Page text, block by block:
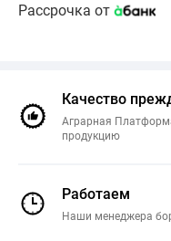
Рассрочка от
Качество
Аграрная
продукцию
Работаем
Наши менеджера